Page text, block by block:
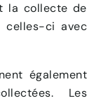
la collecte de
celles-ci avec
également
Les